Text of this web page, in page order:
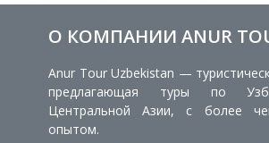
О КОМПАНИИ ANUR
Anur Tour Uzbekistan —
предлагающая туры по
Центральной Азии, с более
опытом.